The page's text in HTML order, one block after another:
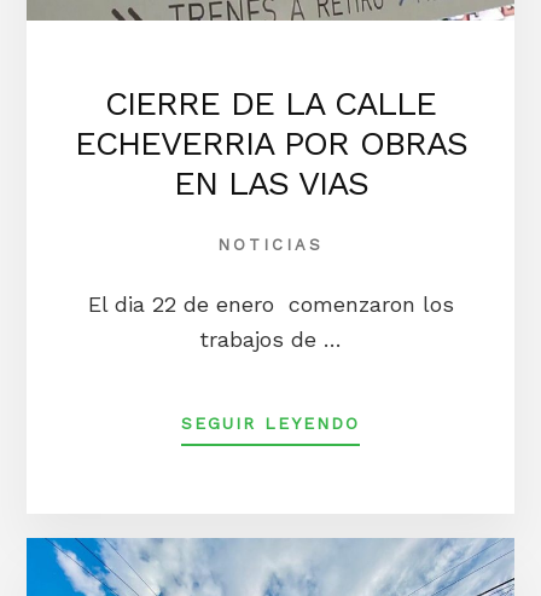
CIERRE DE LA CALLE
ECHEVERRIA POR OBRAS
EN LAS VIAS
NOTICIAS
El dia 22 de enero comenzaron los
trabajos de …
SEGUIR LEYENDO
DECIERRE
ECHEVERRIA
POR